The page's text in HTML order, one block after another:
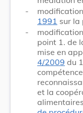
-
1991 sur la
-
point 1. de
mise en
4/2009 du
et la